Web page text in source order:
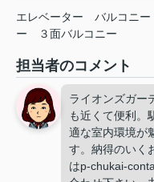
エレベーター バルコニー
ー
３面バルコニー
担当者のコメント
ライオンズガー
も近くて便利。
適な室内環境が
す。納得のいく
はp-chukai-